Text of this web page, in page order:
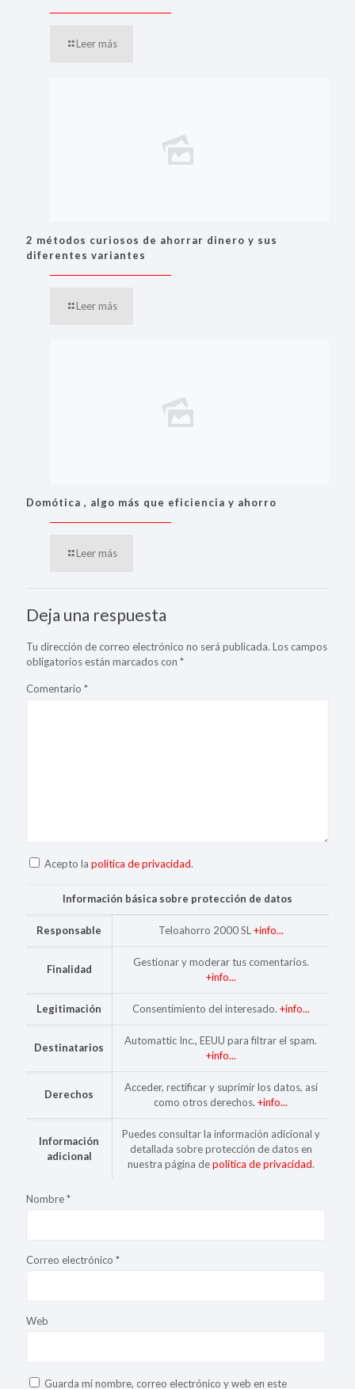
Leer más
2 métodos curiosos de ahorrar dinero y sus
diferentes variantes
Leer más
Domótica , algo más que eficiencia y ahorro
Leer más
Deja una respuesta
Tu dirección de correo electrónico no será publicada. Los campos
obligatorios están marcados con *
Comentario *
Acepto la política de privacidad.
Información básica sobre protección de datos
Responsable Teloahorro 2000 SL +info...
Finalidad
Gestionar y moderar tus comentarios.
+info...
Legitimación Consentimiento del interesado. +info...
Destinatarios
Automattic Inc., EEUU para filtrar el spam.
+info...
Derechos
Acceder, rectificar y suprimir los datos, así
como otros derechos. +info...
Información
adicional
Puedes consultar la información adicional y
detallada sobre protección de datos en
nuestra página depolítica de privacidad.
Nombre*
Correo electrónico *
Web
Guarda mi nombre, correo electrónico y web en este